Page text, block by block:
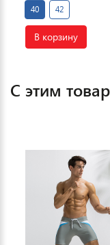
40 42
В корзину
С этим